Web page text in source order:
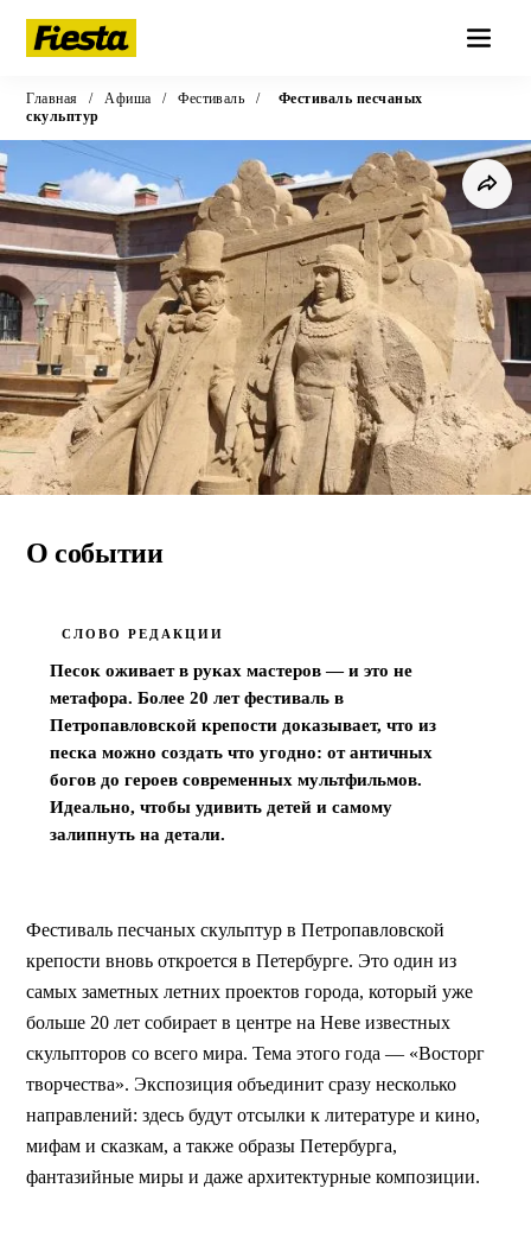
Главная / Афиша / Фестиваль /
Фестиваль песчаных
скульптур
Фестиваль песчаных
Петропавловская крепость
О событии
СЛОВО РЕДАКЦИИ
Песок оживает в руках мастеров — и это не
метафора. Более 20 лет фестиваль в
Петропавловской крепости доказывает, что из
песка можно создать что угодно: от античных
богов до героев современных мультфильмов.
Идеально, чтобы удивить детей и самому
залипнуть на детали.
Фестиваль песчаных скульптур в Петропавловской
крепости вновь откроется в Петербурге. Это один из
самых заметных летних проектов города, который уже
больше 20 лет собирает в центре на Неве известных
скульпторов со всего мира. Тема этого года — «Восторг
творчества». Экспозиция объединит сразу несколько
направлений: здесь будут отсылки к литературе и кино,
мифам и сказкам, а также образы Петербурга,
фантазийные миры и даже архитектурные композиции.